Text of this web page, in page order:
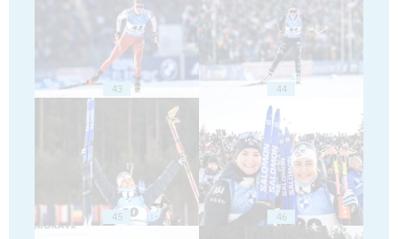
43 44
45 46